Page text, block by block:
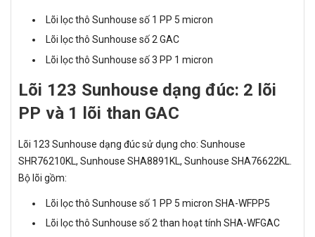
Lõi lọc thô Sunhouse số 1 PP 5 micron
Lõi lọc thô Sunhouse số 2 GAC
Lõi lọc thô Sunhouse số 3 PP 1 micron
Lõi 123 Sunhouse dạng đúc: 2 lõi
PP và 1 lõi than GAC
Lõi 123 Sunhouse dạng đúc sử dụng cho: Sunhouse
SHR76210KL, Sunhouse SHA8891KL, Sunhouse SHA76622KL.
Bộ lõi gồm:
Lõi lọc thô Sunhouse số 1 PP 5 micron SHA-WFPP5
Lõi lọc thô Sunhouse số 2 than hoạt tính SHA-WFGAC